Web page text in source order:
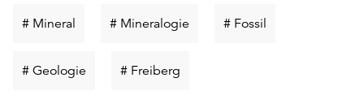
# Mineral Schlüsselwort
# Mineralogie Schlüsselwort
# Fossil
# Geologie Schlüsselwort
# Freiberg